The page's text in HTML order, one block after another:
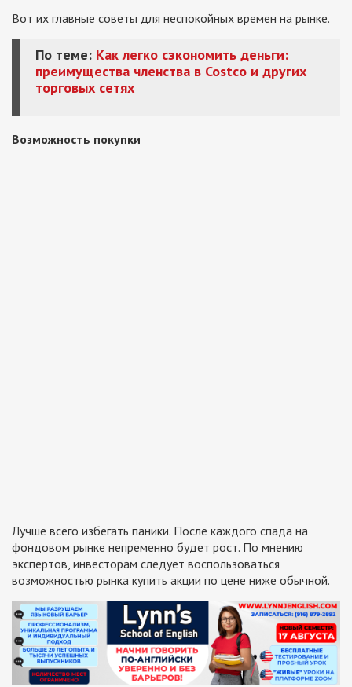
Вот их главные советы для неспокойных времен на рынке.
По теме: Как легко сэкономить деньги:
преимущества членства в Costco и других
торговых сетях
Возможность покупки
Лучше всего избегать паники. После каждого спада на
фондовом рынке непременно будет рост. По мнению
экспертов, инвесторам следует воспользоваться
возможностью рынка купить акции по цене ниже обычной.